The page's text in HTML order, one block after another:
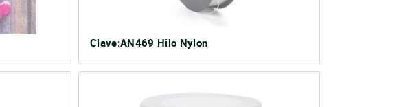
Clave:AN469 Hilo Nylon